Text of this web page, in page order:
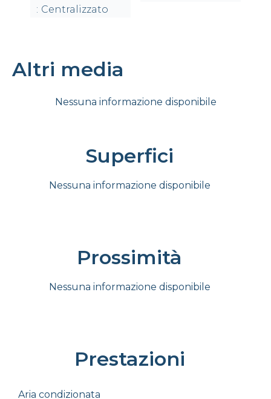
Centralizzato
Altri media
Nessuna informazione disponibile
Superfici
Nessuna informazione disponibile
Prossimità
Nessuna informazione disponibile
Prestazioni
Aria condizionata